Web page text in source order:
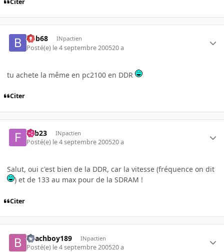
bob68 INpactien
Posté(e) le 4 septembre 200520 a
tu achete la même en pc2100 en DDR
Citer
Fab23 INpactien
Posté(e) le 4 septembre 200520 a
Salut, oui c'est bien de la DDR, car la vitesse (fréquence on dit
) et de 133 au max pour de la SDRAM !
Citer
Beachboy189 INpactien
Posté(e) le 4 septembre 200520 a